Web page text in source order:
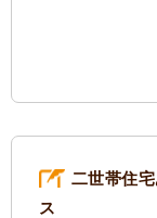
二世帯住
ス